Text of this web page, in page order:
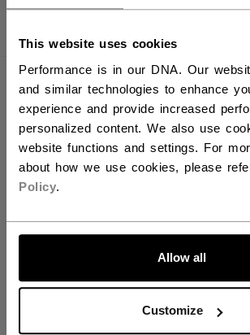
This website uses cookies
Performance is in our DNA. Our
and similar technologies to enhance
experience and provide increased
personalized content. We also use
website functions and settings. For
about how we use cookies, please
Policy.
Allow all
Customize
ALLONS-Y !
CARACTÉRISTIQUES
IDENTIFICATION
FHO2TB-YT
GROUPE D'ÂGE
Youth
COLLECTION